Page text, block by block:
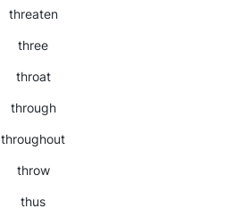
threaten
three
throat
through
throughout
throw
thus